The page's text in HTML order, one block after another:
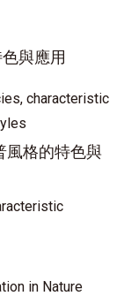
與應用
characteristic
風格的特色與
in Nature